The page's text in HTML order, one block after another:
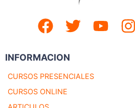
INFORMACION
CURSOS PRESENCIALES
CURSOS ONLINE